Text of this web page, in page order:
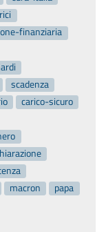
finanziaria
scadenza
carico-sicuro
macron
papa